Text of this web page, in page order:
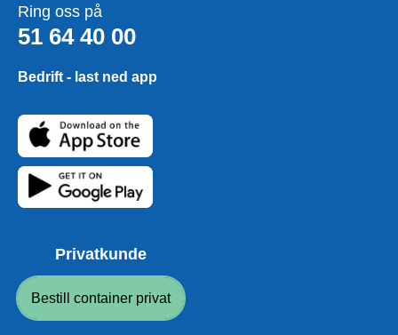
Ring oss på
51 64 40 00
Bedrift - last ned app
Privatkunde
Bestill container privat